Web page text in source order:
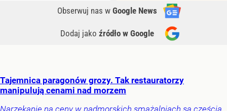
Obserwuj nas w Google News
Dodaj jako źródło w Google
Tajemnica paragonów grozy. Tak restauratorzy
manipulują cenami nad morzem
Narzekanie na ceny w nadmorskich smażalniach są częścią